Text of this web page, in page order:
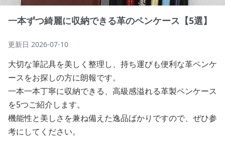
一本ずつ綺麗に収納できる革のペンケース【5選】
更新日 2026-07-10
大切な筆記具を美しく整理し、持ち運びも便利な革ペンケ
ースをお探しの方に朗報です。
一本一本丁寧に収納できる、高級感溢れる革製ペンケース
を5つご紹介します。
機能性と美しさを兼ね備えた逸品ばかりですので、ぜひ参
考にしてください。